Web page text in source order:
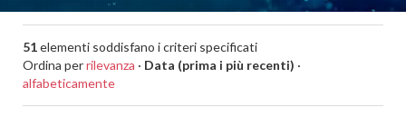
51elementi soddisfano i criteri specificati
Ordina perrilevanza · Data (prima i più recenti) ·
alfabeticamente